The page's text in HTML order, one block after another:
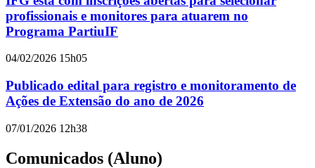
profissionais e monitores para atuarem no
Programa PartiuIF
04/02/2026 15h05
Publicado edital para registro e monitoramento de
Ações de Extensão do ano de 2026
07/01/2026 12h38
Comunicados (Aluno)